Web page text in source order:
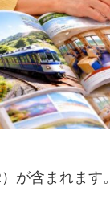
が含まれます。